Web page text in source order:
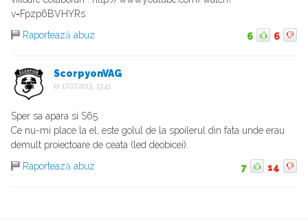
v=Fpzp6BVHYRs
Raportează abuz
6 6
ScorpyonVAG
la 17.07.2013, 13:41
Sper sa apara si S65.
Ce nu-mi place la el, este golul de la spoilerul din fata unde erau
demult proiectoare de ceata (led deobicei).
Raportează abuz
7 14